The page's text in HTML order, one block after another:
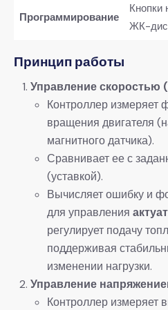
​Программирование​
Кнопки
ЖК-
​Принцип работы​
​Управление
Контроллер измеряет
вращения двигателя
магнитного датчика).
Сравнивает ее с
(уставкой).
Вычисляет ошибку и
для управления ​
регулирует подачу
поддерживая
изменении нагрузки.
​Управление
Контроллер измеряет